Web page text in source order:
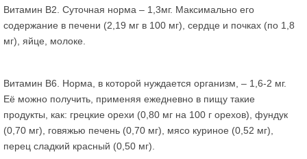
Витамин В2. Суточная норма – 1,3мг. Максимально его
содержание в печени (2,19 мг в 100 мг), сердце и почках (по 1,8
мг), яйце, молоке.
Витамин В6. Норма, в которой нуждается организм, – 1,6-2 мг.
Её можно получить, применяя ежедневно в пищу такие
продукты, как: грецкие орехи (0,80 мг на 100 г орехов), фундук
(0,70 мг), говяжью печень (0,70 мг), мясо куриное (0,52 мг),
перец сладкий красный (0,50 мг).